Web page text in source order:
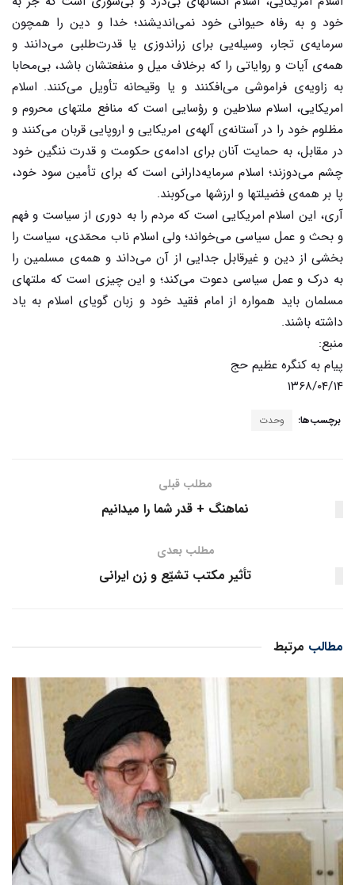
خود و به رفاه حیوانی خود نمی‌اندیشند؛ خدا و دین را همچون
سرمایه‌ی تجار، وسیله‌یی برای زراندوزی یا قدرت‌طلبی می‌دانند و
همه‌ی آیات و روایاتی را که برخلاف میل و منفعتشان باشد، بی‌محابا
به زاویه‌ی فراموشی می‌افکنند و یا وقیحانه تأویل می‌کنند. اسلام
امریکایی، اسلام سلاطین و رؤسایی است که منافع ملتهای محروم و
مظلوم خود را در آستانه‌ی آلهه‌ی امریکایی و اروپایی قربان می‌کنند و
در مقابل، به حمایت آنان برای ادامه‌ی حکومت و قدرت ننگین خود
چشم می‌دوزند؛ اسلام سرمایه‌دارانی است که برای تأمین سود خود،
پا بر همه‌ی فضیلتها و ارزشها می‌کوبند.
آری، این اسلام امریکایی است که مردم را به دوری از سیاست و فهم
و بحث و عمل سیاسی می‌خواند؛ ولی اسلام ناب محمّدی، سیاست را
بخشی از دین و غیرقابل جدایی از آن می‌داند و همه‌ی مسلمین را
به درک و عمل سیاسی دعوت می‌کند؛ و این چیزی است که ملتهای
مسلمان باید همواره از امام فقید خود و زبان گویای اسلام به یاد
داشته باشند.
منبع:
پیام به کنگره عظیم حج
۱۳۶۸/۰۴/۱۴
برچسب‌ها: وحدت
مطلب قبلی
نماهنگ + قدر شما را میدانیم
مطلب بعدی
تأثیر مکتب تشیّع و زن ایرانی
مرتبط مطالب